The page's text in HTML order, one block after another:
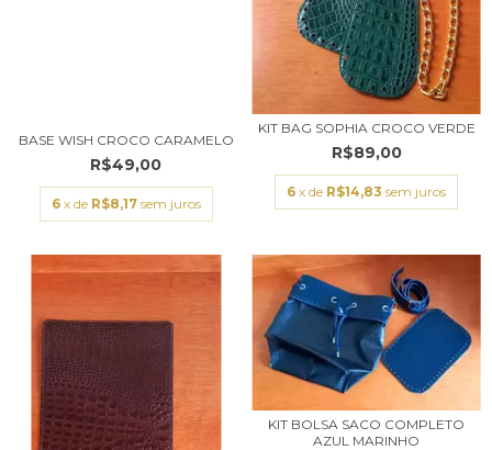
BASE WISH CROCO CARAMELO
R$49,00
6 x de R$8,17 sem juros
KIT BAG SOPHIA CROCO VERDE
R$89,00
6 x de R$14,83 sem juros
KIT BOLSA SACO COMPLETO
AZUL MARINHO